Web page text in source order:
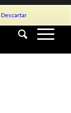
Descartar